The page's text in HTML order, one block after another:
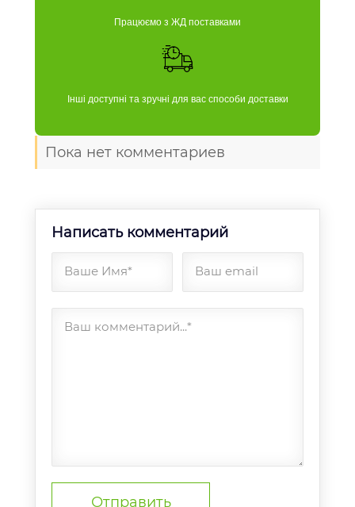
Працюємо з ЖД поставками
Інші доступні та зручні для вас способи доставки
Пока нет комментариев
Написать комментарий
Ваше Имя* Ваш email
Ваш комментарий...*